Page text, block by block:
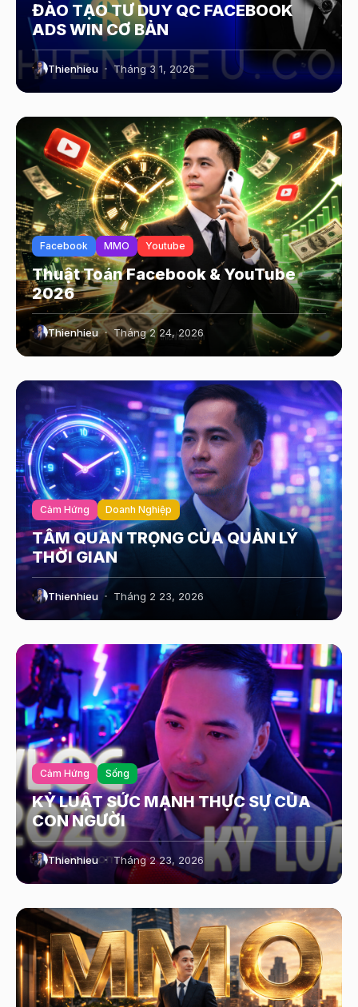
ĐÀO TẠO TƯ DUY QC FACEBOOK
ADS WIN CƠ BẢN
Thienhieu Tháng 3 1, 2026
Facebook MMO Youtube
Thuật Toán Facebook & YouTube
2026
Thienhieu Tháng 2 24, 2026
Cảm Hứng Doanh Nghiệp
TẦM QUAN TRỌNG CỦA QUẢN LÝ
THỜI GIAN
Thienhieu Tháng 2 23, 2026
Cảm Hứng Sống
KỶ LUẬT SỨC MẠNH THỰC SỰ CỦA
CON NGƯỜI
Thienhieu Tháng 2 23, 2026